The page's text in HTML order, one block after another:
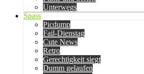
Unterwegs
Spass
Picdump
Fail-Dienstag
Cute News
Retro
Gerechtigkeit siegt
Dumm gelaufen